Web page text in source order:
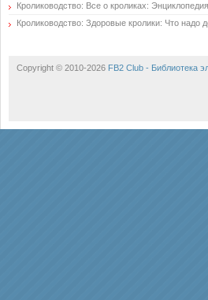
Кролиководство: Все о кроликах:
Кролиководство: Здоровые кролики: Что надо
Copyright © 2010-2026 FB2 Club - Библиотека